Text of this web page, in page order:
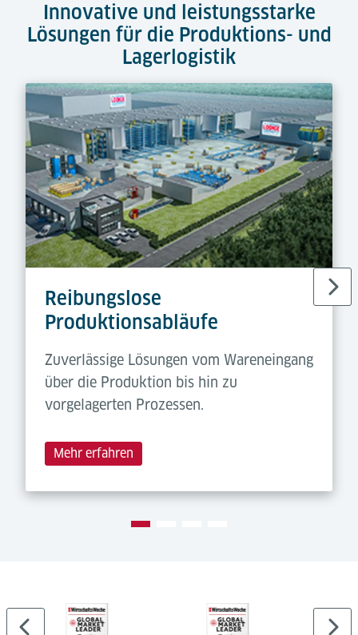
Innovative und leistungsstarke
Lösungen für die Produktions- und
Lagerlogistik
Reibungslose
Produktionsabläufe
Zuverlässige Lösungen vom Wareneingang
über die Produktion bis hin zu
vorgelagerten Prozessen.
Mehr erfahren